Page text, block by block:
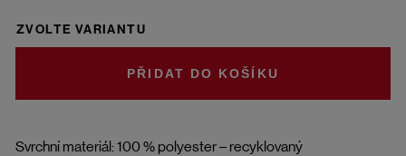
Svrchní materiál: 100 % polyester – recyklovaný
ZVOLTE VARIANTU
DO KOŠÍKU